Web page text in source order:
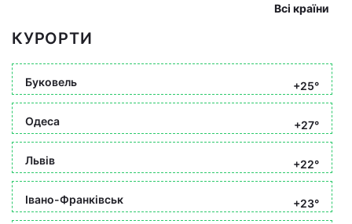
Всі країни
КУРОРТИ
Буковель +25°
Одеса +27°
Львів +22°
Івано-Франківськ +23°